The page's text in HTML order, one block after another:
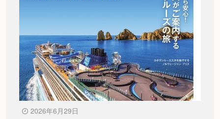
2026年6月29日